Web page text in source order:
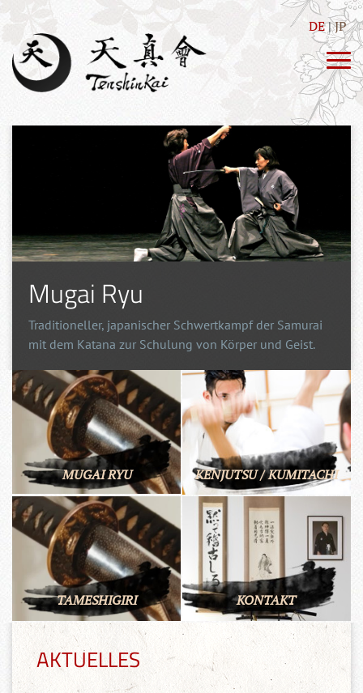
DE JP
Mugai Ryu
Traditioneller, japanischer Schwertkampf der Samurai
mit dem Katana zur Schulung von Körper und Geist.
MUGAI RYU KENJUTSU / KUMITACHI
TAMESHIGIRI KONTAKT
AKTUELLES